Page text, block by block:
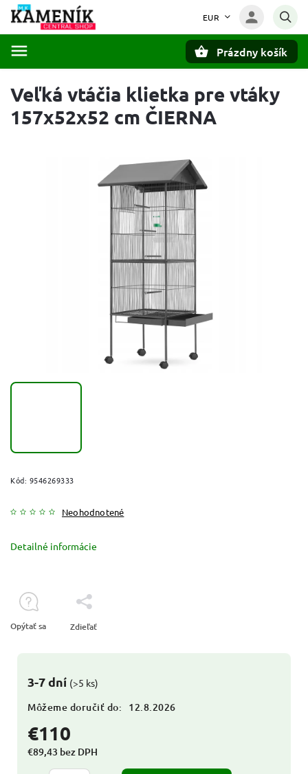
EUR
Prázdny košík
Veľká vtáčia klietka pre vtáky
157x52x52 cm ČIERNA
Kód: 9546269333
Neohodnotené
€110
€89,43 bez DPH
3-7 dní (>5 ks)
Môžeme doručiť do: 12.8.2026
Detailné informácie
Opýtať sa Zdieľať